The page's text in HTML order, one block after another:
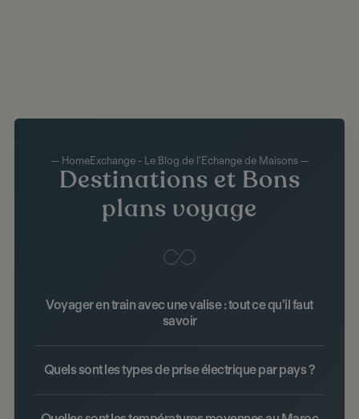
— HomeExchange - Le Blog de l'Echange de Maisons —
Destinations et Bons
plans voyage
Voyager en train avec une valise : tout ce qu'il faut
savoir
Quels sont les types de prise électrique par pays ?